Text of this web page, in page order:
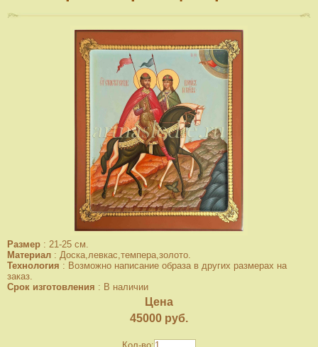
Размер : 21-25 см.
Материал : Доска,левкас,темпера,золото.
Технология : Возможно написание образа в других размерах на
заказ.
Срок изготовления : В наличии
Цена
45000 руб.